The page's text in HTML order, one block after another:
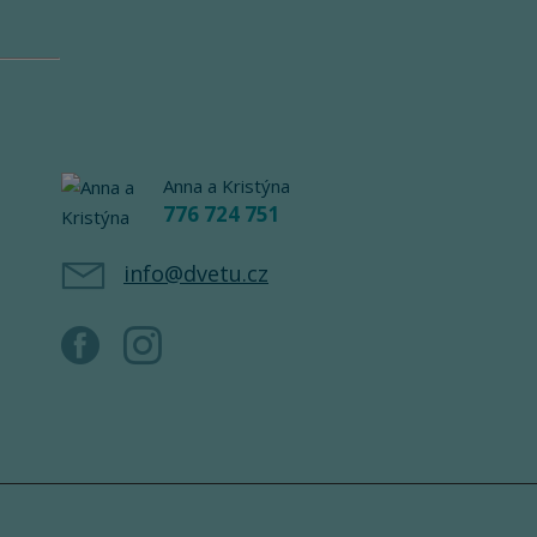
Anna a Kristýna
776 724 751
info@dvetu.cz